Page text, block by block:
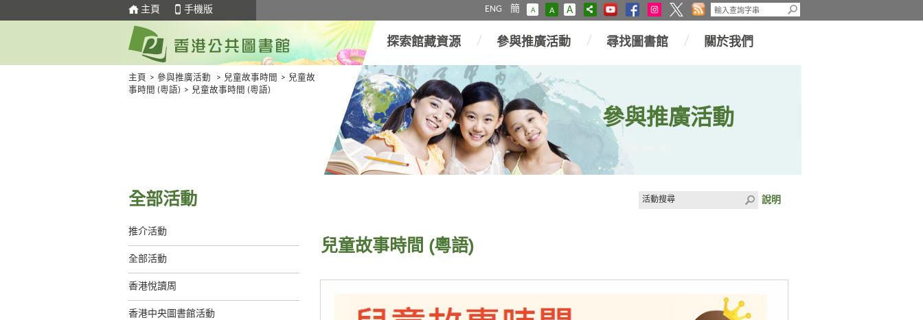
主頁 手機版 ENG 簡 A A A
探索館藏資源 參與推廣活動 尋找圖書館 關於我們
主頁 > 參與推廣活動 > 兒童故事時間 > 兒童故
事時間 (粵語) > 兒童故事時間 (粵語)
參與推廣活動
全部活動
推介活動
全部活動
香港悅讀周
香港中央圖書館活動
說明
兒童故事時間 (粵語)